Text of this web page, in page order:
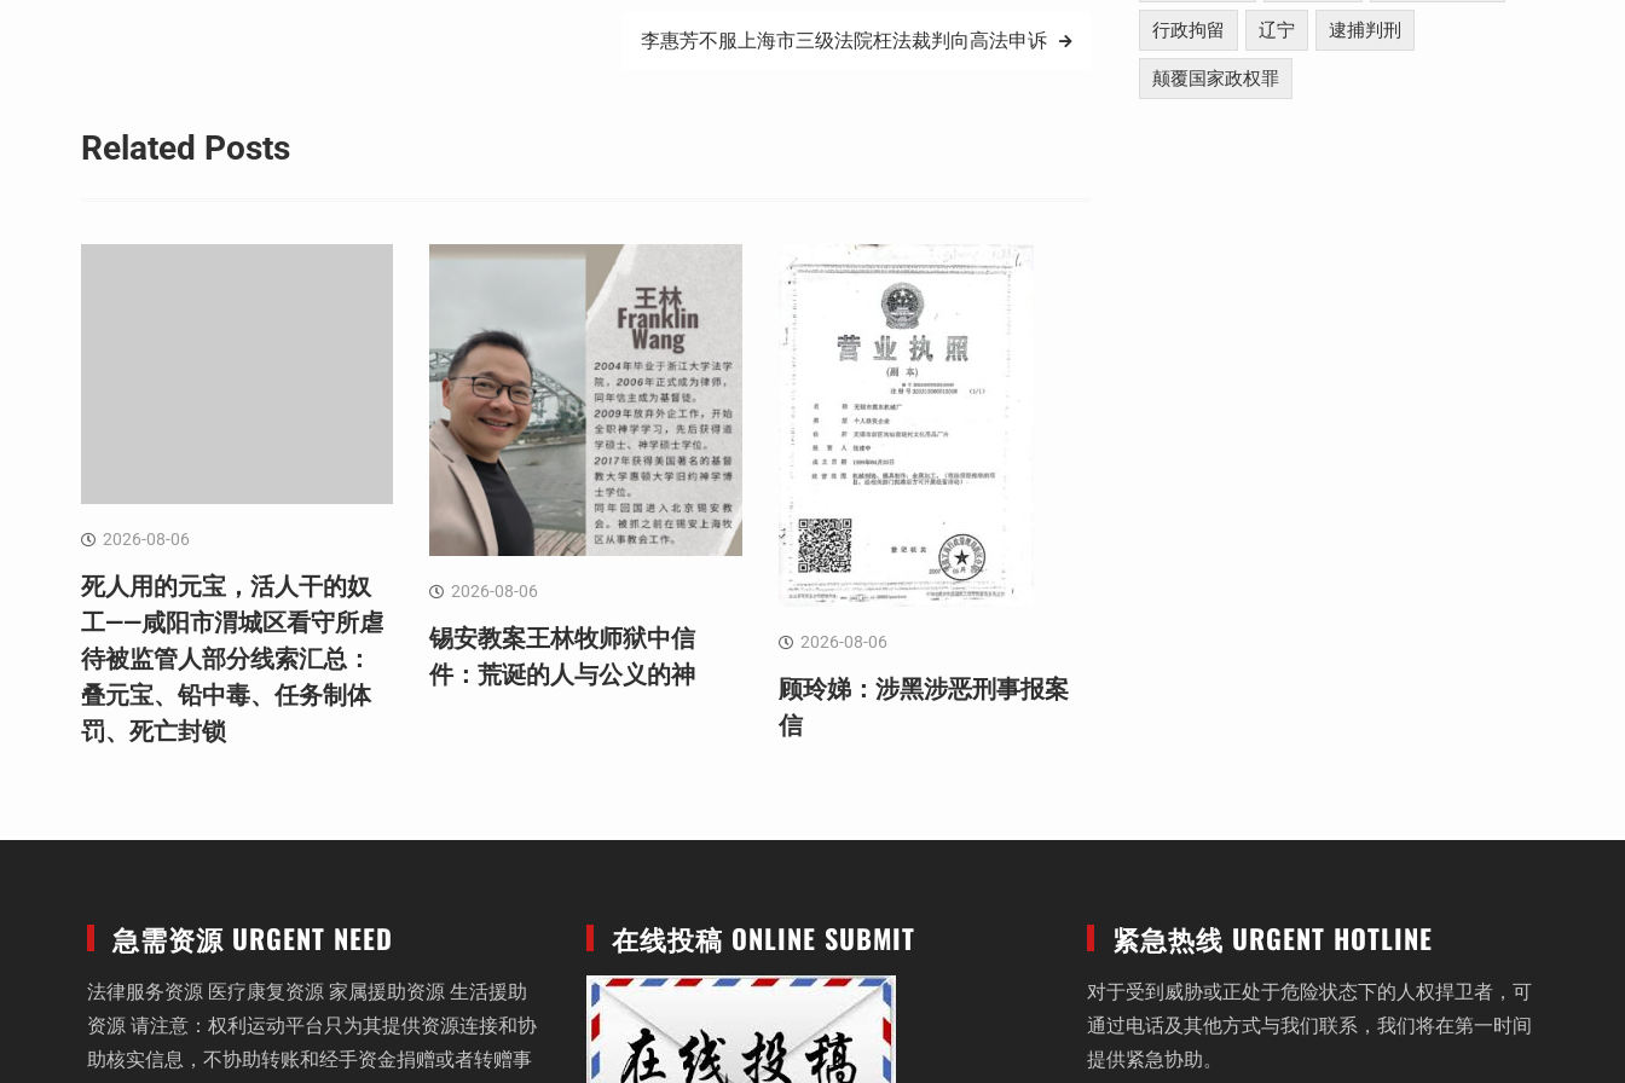
李惠芳不服上海市三级法院枉法裁判向高法申诉
Related Posts
2026-08-06
死人用的元宝，活人干的奴
工——咸阳市渭城区看守所虐
待被监管人部分线索汇总：
叠元宝、铅中毒、任务制体
罚、死亡封锁
2026-08-06
锡安教案王林牧师狱中信
件：荒诞的人与公义的神
2026-08-06
顾玲娣：涉黑涉恶刑事报案
信
行政拘留 辽宁 逮捕判刑
颠覆国家政权罪
急需资源 URGENT NEED
法律服务资源 医疗康复资源 家属援助资源 生活援助
资源 请注意：权利运动平台只为其提供资源连接和协
助核实信息，不协助转账和经手资金捐赠或者转赠事
在线投稿 ONLINE SUBMIT 紧急热线 URGENT HOTLINE
对于受到威胁或正处于危险状态下的人权捍卫者，可
通过电话及其他方式与我们联系，我们将在第一时间
提供紧急协助。